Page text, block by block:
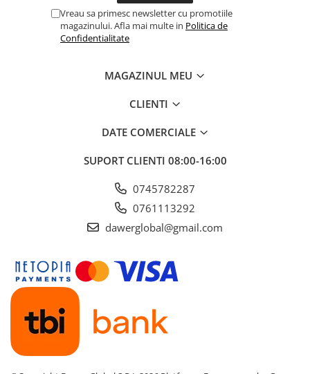
Vreau sa primesc newsletter cu promotiile
magazinului. Afla mai multe in Politica de
Confidentialitate
MAGAZINUL MEU
CLIENTI
DATE COMERCIALE
SUPORT CLIENTI 08:00-16:00
0745782287
0761113292
dawerglobal@gmail.com